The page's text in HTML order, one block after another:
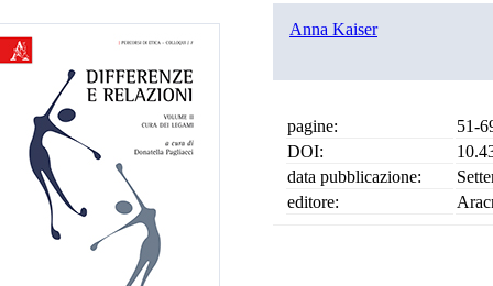
Anna Kaiser
pagine:
51-
DOI:
data pubblicazione:
editore: